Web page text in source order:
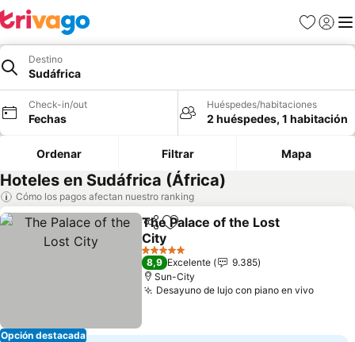
Favoritos
Iniciar
Destino
Sudáfrica
Check-in/out
Fechas
Huéspedes/habitaciones
2 huéspedes, 1 habitación
Ordenar Filtrar Mapa
Hoteles en Sudáfrica (África)
Cómo los pagos afectan nuestro ranking
Opción destacada
Compartir
Agregar a favoritos
The Palace of the Lost
City
Ver precios
5 Estrellas
8,9 Excelente
9.385
Sun-City
Desayuno de lujo con piano en vivoVer